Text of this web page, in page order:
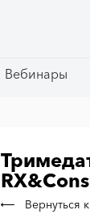
Вебинары
Вебинары
Вернуться